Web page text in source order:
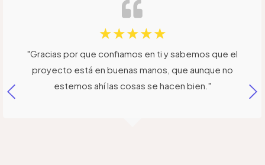
Restaurante Hotel
Hotel Ecce Inn
☆☆☆☆☆
"Gracias por que confiamos en ti y sabemos que el
proyecto está en buenas manos, que aunque no
estemos ahí las cosas se hacen bien."